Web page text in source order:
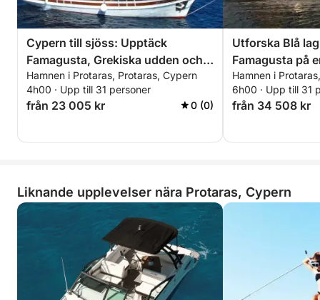
Cypern till sjöss: Upptäck
Famagusta, Grekiska udden och
dolda vikar
Hamnen i Protaras, Protaras, Cypern
4h00 · Upp till 31 personer
från 23 005 kr 0 (0)
Utforska Blå
Famagusta på
kryssning
Hamnen i
6h00 · Upp till 31
från 34 508 kr
Liknande upplevelser nära Protaras, Cypern